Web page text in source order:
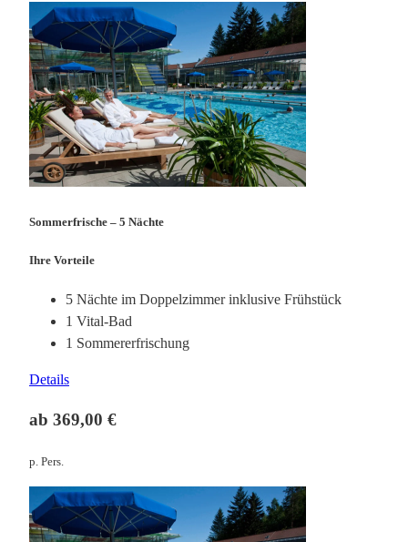
Sommerfrische – 5 Nächte
Ihre Vorteile
5 Nächte im Doppelzimmer inklusive Frühstück
1 Vital-Bad
1 Sommererfrischung
Details
ab 369,00 €
p. Pers.